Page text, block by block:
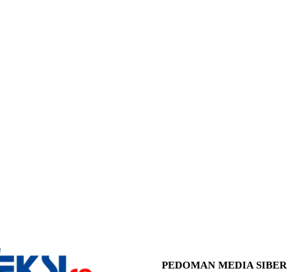
PEDOMAN MEDIA SIBER